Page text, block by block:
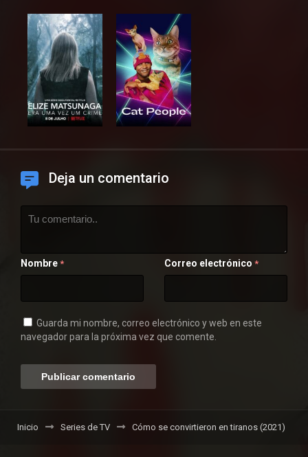
Deja un comentario
Nombre * Correo electrónico *
Guarda mi nombre, correo electrónico y web en este
navegador para la próxima vez que comente.
Inicio Series de TV Cómo se convirtieron en tiranos (2021)